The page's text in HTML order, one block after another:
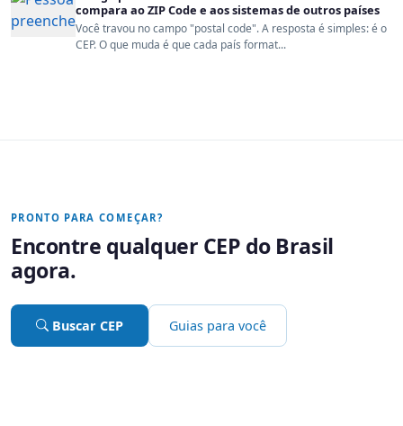
compara ao ZIP Code e aos sistemas de outros países
Você travou no campo "postal code". A resposta é simples: é o
CEP. O que muda é que cada país format...
PRONTO PARA COMEÇAR?
Encontre qualquer CEP do Brasil
agora.
Buscar CEP Guias para você